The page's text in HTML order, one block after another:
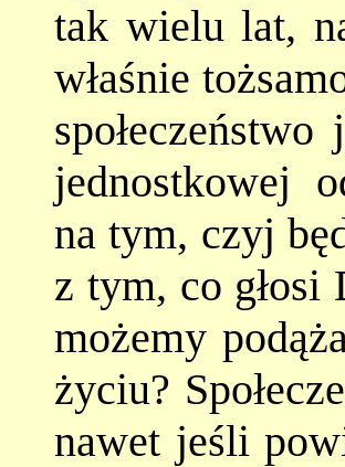
tak wielu lat,
właśnie
jednostkowej
na tym, czyj
z tym, co głosi
możemy
życiu?
nawet jeśli